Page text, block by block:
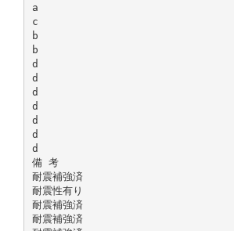
a
c
b
b
d
d
d
d
d
d
d
備 考
耐震補強済
耐震性有り
耐震補強済
耐震補強済